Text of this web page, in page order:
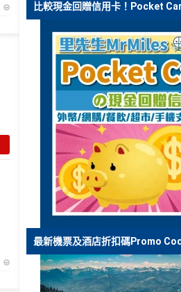
比較現金回贈信用卡！Pocket
最新機票及酒店折扣碼Promo